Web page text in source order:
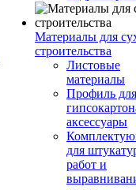
Материалы для
строительства
Листовые
материалы
Профиль для
аксессуары
для
работ и